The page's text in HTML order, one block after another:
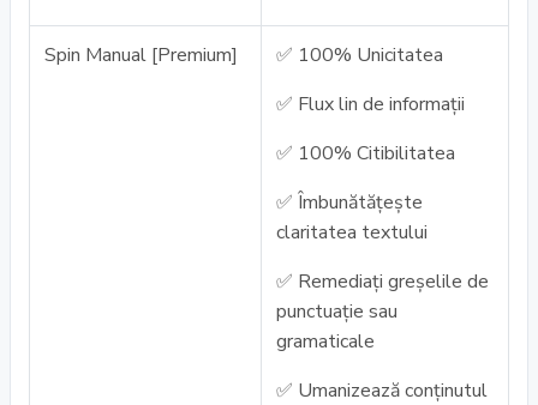
Spin Manual [Premium]
✅ 100% Unicitatea
✅ Flux lin de informații
✅ 100% Citibilitatea
✅ Îmbunătățește
claritatea textului
✅ Remediați greșelile de
punctuație sau
gramaticale
✅ Umanizează conținutul